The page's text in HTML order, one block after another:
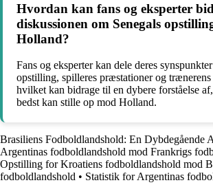
Hvordan kan fans og eksperter
diskussionen om Senegals
Holland?
Fans og eksperter kan dele deres
opstilling, spilleres præstationer og trænerens
hvilket kan bidrage til en dybere forståelse
bedst kan stille op mod Holland.
Brasiliens Fodboldlandshold: En Dybdegående
Argentinas fodboldlandshold mod Frankrigs
Opstilling for Kroatiens fodboldlandshold mod
fodboldlandshold • Statistik for Argentinas